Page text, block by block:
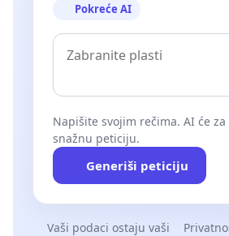
Pokreće AI
Napišite svojim rečima. AI će za
snažnu peticiju.
Generiši peticiju
Vaši podaci ostaju vaši